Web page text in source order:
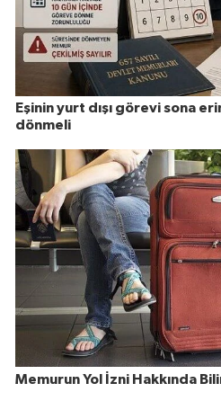
Eşinin yurt dışı görevi sona
dönmeli
Memurun Yol İzni Hakkında